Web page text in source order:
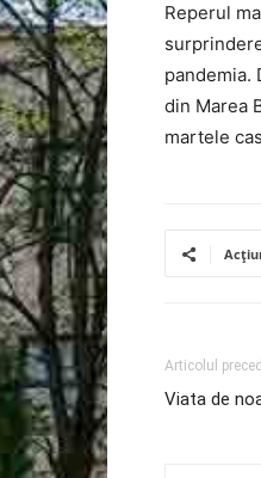
Reperul
pandemia.
din Marea
martele
Articolul
Viata de